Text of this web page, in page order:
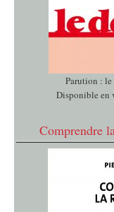
Parution :
Disponible en
Comprendre